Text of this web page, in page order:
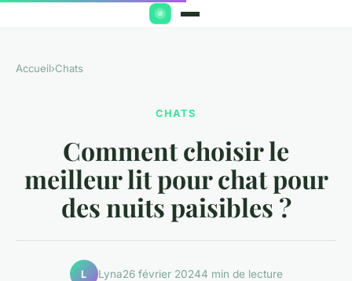
Accueil›Chats
CHATS
Comment choisir le
meilleur lit pour chat pour
des nuits paisibles ?
L Lyna26 février 20244 min de lecture